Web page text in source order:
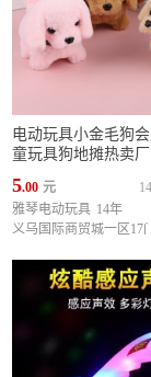
电动玩具小金毛狗
童玩具狗地摊热卖
5.00 元
雅琴电动玩具 14年
义乌国际商贸城一区17